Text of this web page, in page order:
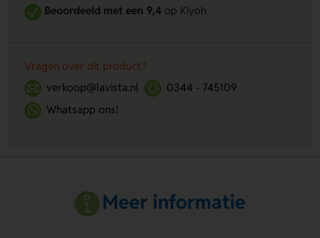
Beoordeeld met een 9,4op Kiyoh
Vragen over dit product?
verkoop@lavista.nl
0344 - 745109
Whatsapp ons!
Meer informatie